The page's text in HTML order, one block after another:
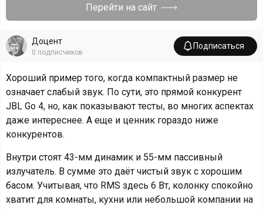
Перейти на сайт
Доцент
0 подписчиков
Подписаться
Хороший пример того, когда компактный размер не
означает слабый звук. По сути, это прямой конкурент
JBL Go 4, но, как показывают тесты, во многих аспектах
даже интереснее. А еще и ценник гораздо ниже
конкурентов.
Внутри стоят 43-мм динамик и 55-мм пассивный
излучатель. В сумме это даёт чистый звук с хорошим
басом. Учитывая, что RMS здесь 6 Вт, колонку спокойно
хватит для комнаты, кухни или небольшой компании на